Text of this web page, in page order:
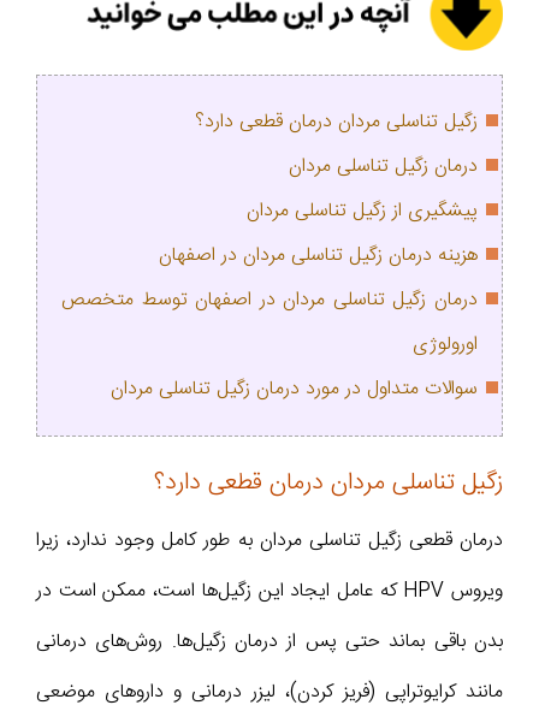
زگیل تناسلی مردان درمان قطعی دارد؟
درمان زگیل تناسلی مردان
پیشگیری از زگیل تناسلی مردان
هزینه درمان زگیل تناسلی مردان در اصفهان
درمان زگیل تناسلی مردان در اصفهان توسط متخصص
اورولوژی
سوالات متداول در مورد درمان زگیل تناسلی مردان
زگیل تناسلی مردان درمان قطعی دارد؟
درمان قطعی زگیل تناسلی مردان به طور کامل وجود ندارد، زیرا
ویروس HPV که عامل ایجاد این زگیل‌ها است، ممکن است در
بدن باقی بماند حتی پس از درمان زگیل‌ها. روش‌های درمانی
مانند کرایوتراپی (فریز کردن)، لیزر درمانی و داروهای موضعی